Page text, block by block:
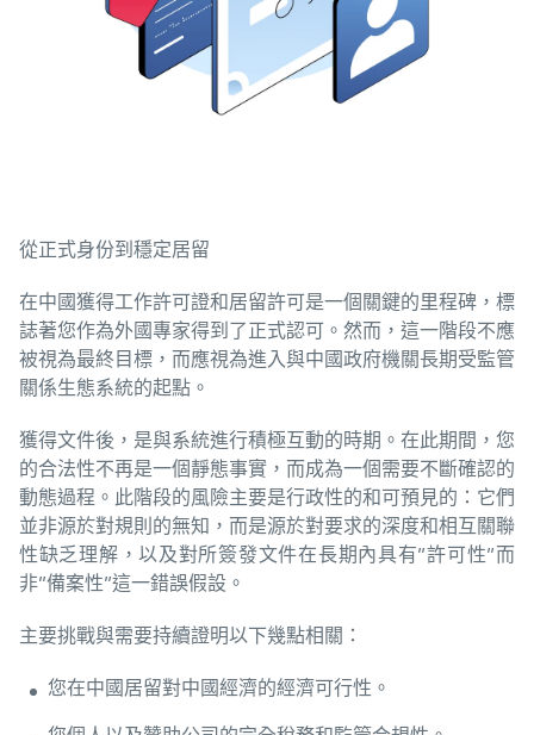
從正式身份到穩定居留
在中國獲得工作許可證和居留許可是一個關鍵的里程碑，標
誌著您作為外國專家得到了正式認可。然而，這一階段不應
被視為最終目標，而應視為進入與中國政府機關長期受監管
關係生態系統的起點。
獲得文件後，是與系統進行積極互動的時期。在此期間，您
的合法性不再是一個靜態事實，而成為一個需要不斷確認的
動態過程。此階段的風險主要是行政性的和可預見的：它們
並非源於對規則的無知，而是源於對要求的深度和相互關聯
性缺乏理解，以及對所簽發文件在長期內具有”許可性”而
非”備案性”這一錯誤假設。
主要挑戰與需要持續證明以下幾點相關：
您在中國居留對中國經濟的經濟可行性。